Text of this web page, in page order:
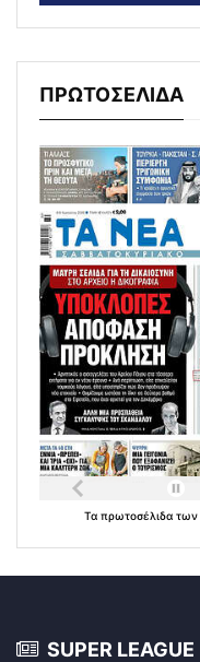
ΠΡΩΤΟΣΕΛΙΔΑ
Τα πρωτοσέλιδα των
SUPER LEAGUE